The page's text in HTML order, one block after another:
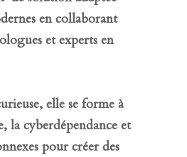
en collaborant
et experts en
elle se forme à
la cyberdépendance et
pour créer des